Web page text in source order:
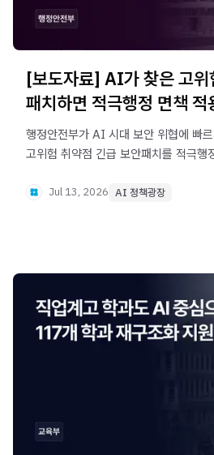
[보도자료] AI가 찾은 고위
패치하면 적극행정 면책 적
행정안전부가 AI 시대 보안 위협에 빠
고위험 취약점 긴급 보안패치를 적극행
과정에서 발생한 장애에 대해 공무원 책
Jul 13, 2026 AI 정책광장